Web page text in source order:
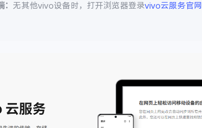
无其他vivo设备时，打开浏览器登录vivo云服务官网